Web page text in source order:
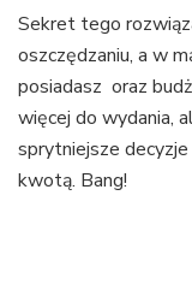
Sekret tego
oszczędzaniu, a w
posiadasz oraz
więcej do wydania,
sprytniejsze
kwotą. Bang!